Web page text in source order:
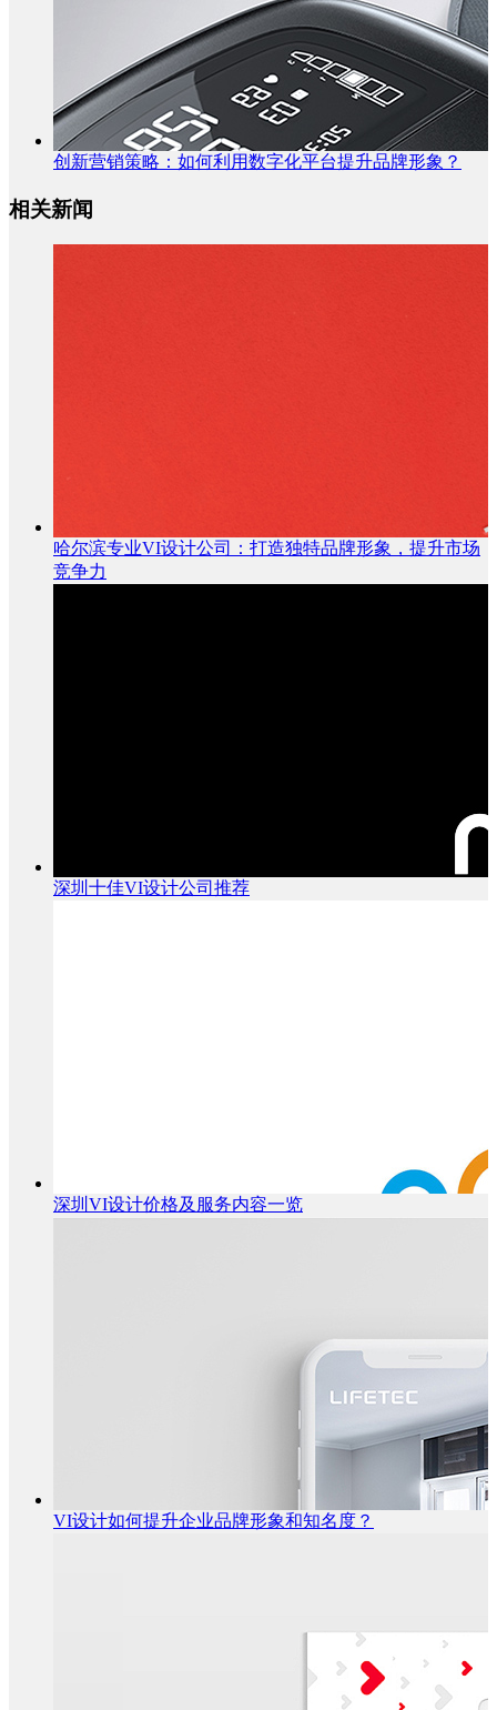
创新营销策略：如何利用数字化平台提升品牌形象？
相关新闻
哈尔滨专业VI设计公司：打造独特品牌形象，提升市场
竞争力
深圳十佳VI设计公司推荐
深圳VI设计价格及服务内容一览
VI设计如何提升企业品牌形象和知名度？